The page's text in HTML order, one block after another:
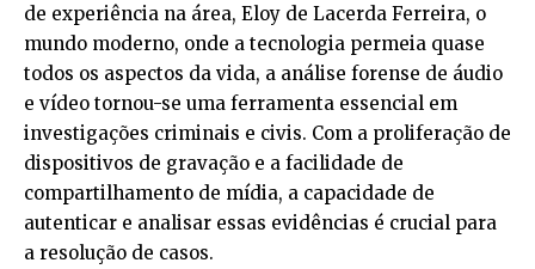
de experiência na área, Eloy de Lacerda Ferreira, o
mundo moderno, onde a tecnologia permeia quase
todos os aspectos da vida, a análise forense de áudio
e vídeo tornou-se uma ferramenta essencial em
investigações criminais e civis. Com a proliferação de
dispositivos de gravação e a facilidade de
compartilhamento de mídia, a capacidade de
autenticar e analisar essas evidências é crucial para
a resolução de casos.